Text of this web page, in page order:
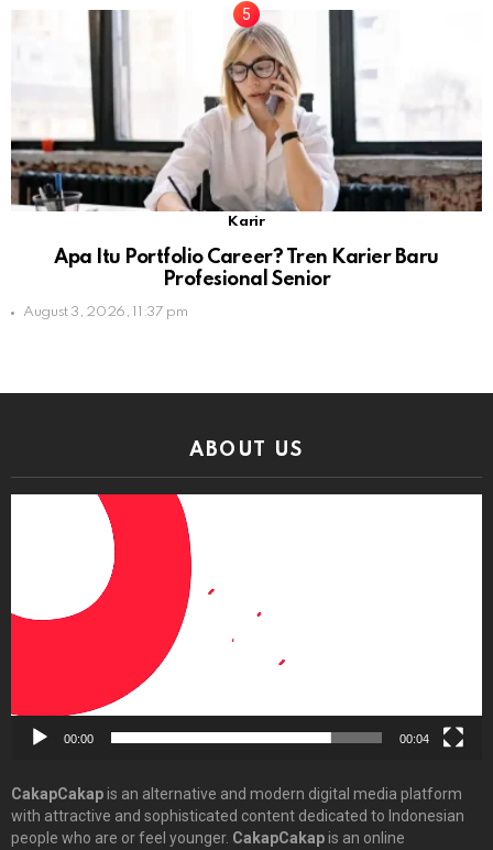
Karir
Apa Itu Portfolio Career? Tren Karier Baru
Profesional Senior
August 3, 2026, 11:37 pm
ABOUT US
00:00 00:04
CakapCakapis an alternative and modern digital media platform
with attractive and sophisticated content dedicated to Indonesian
people who are or feel younger. CakapCakapis an online